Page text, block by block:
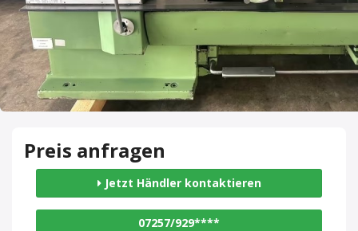
Preis anfragen
Jetzt Händler kontaktieren
07257/929****